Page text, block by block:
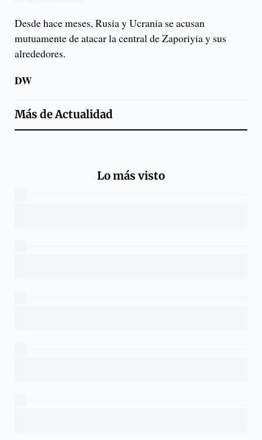
Desde hace meses, Rusia y Ucrania se acusan
mutuamente de atacar la central de Zaporiyia y sus
alrededores.
DW
Más deActualidad
Lo más visto